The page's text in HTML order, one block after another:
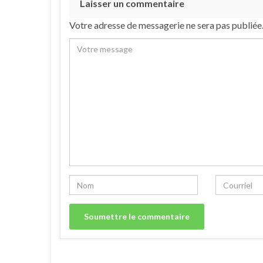
Laisser un commentaire
Votre adresse de messagerie ne sera pas publiée.